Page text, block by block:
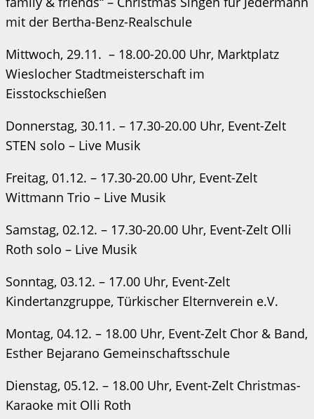
mit der Bertha-Benz-Realschule
Mittwoch, 29.11. – 18.00-20.00 Uhr, Marktplatz
Wieslocher Stadtmeisterschaft im
Eisstockschießen
Donnerstag, 30.11. – 17.30-20.00 Uhr, Event-Zelt
STEN solo – Live Musik
Freitag, 01.12. – 17.30-20.00 Uhr, Event-Zelt
Wittmann Trio – Live Musik
Samstag, 02.12. – 17.30-20.00 Uhr, Event-Zelt Olli
Roth solo – Live Musik
Sonntag, 03.12. – 17.00 Uhr, Event-Zelt
Kindertanzgruppe, Türkischer Elternverein e.V.
Montag, 04.12. – 18.00 Uhr, Event-Zelt Chor & Band,
Esther Bejarano Gemeinschaftsschule
Dienstag, 05.12. – 18.00 Uhr, Event-Zelt Christmas-
Karaoke mit Olli Roth